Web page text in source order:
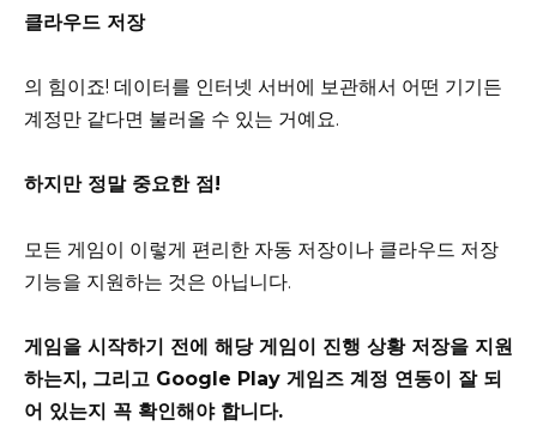
클라우드 저장
의 힘이죠! 데이터를 인터넷 서버에 보관해서 어떤 기기든
계정만 같다면 불러올 수 있는 거예요.
하지만 정말 중요한 점!
모든 게임이 이렇게 편리한 자동 저장이나 클라우드 저장
기능을 지원하는 것은 아닙니다.
게임을 시작하기 전에 해당 게임이 진행 상황 저장을 지원
하는지, 그리고 Google Play 게임즈 계정 연동이 잘 되
어 있는지 꼭 확인해야 합니다.